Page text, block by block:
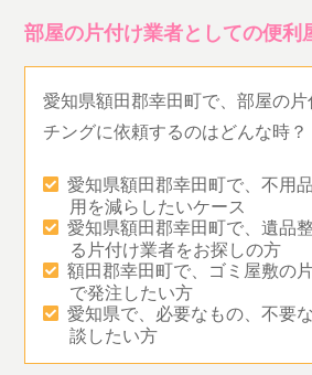
部屋の片付け業者としての便利
愛知県額田郡幸田町で、部屋の
チングに依頼するのはどんな時？
愛知県額田郡幸田町で、不用
用を減らしたいケース
愛知県額田郡幸田町で、遺品
る片付け業者をお探しの方
額田郡幸田町で、ゴミ屋敷の
で発注したい方
愛知県で、必要なもの、不要
談したい方